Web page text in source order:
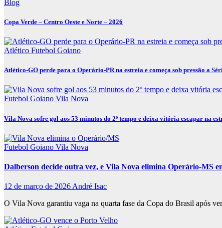
Blog
Copa Verde – Centro Oeste e Norte – 2026
Atlético Futebol Goiano
Atlético-GO perde para o Operário-PR na estreia e começa sob pressão a
Futebol Goiano Vila Nova
Vila Nova sofre gol aos 53 minutos do 2º tempo e deixa vitória escapar na
Futebol Goiano Vila Nova
Dalberson decide outra vez, e Vila Nova elimina Operário-MS
12 de março de 2026 André Isac
O Vila Nova garantiu vaga na quarta fase da Copa do Brasil após